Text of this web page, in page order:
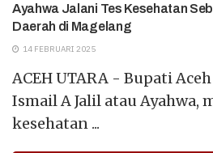
Ayahwa Jalani Tes Kesehatan
Daerah di Magelang
14 FEBRUARI 2025
ACEH UTARA - Bupati
Ismail A Jalil atau Ayahwa,
kesehatan ...